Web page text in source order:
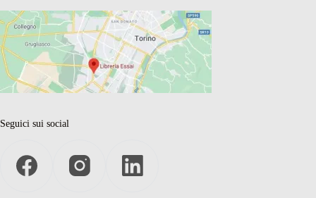
Seguici sui social